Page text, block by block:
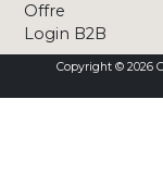
Offre
Login B2B
Copyright © 2026